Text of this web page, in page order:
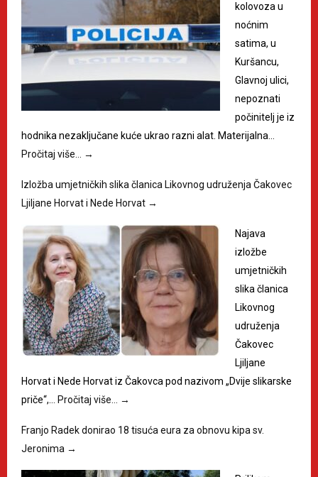
kolovoza u
noćnim
satima, u
Kuršancu,
Glavnoj ulici,
nepoznati
počinitelj je iz
hodnika nezaključane kuće ukrao razni alat. Materijalna…
Pročitaj više… →
Izložba umjetničkih slika članica Likovnog udruženja Čakovec
Ljiljane Horvat i Nede Horvat →
Najava
izložbe
umjetničkih
slika članica
Likovnog
udruženja
Čakovec
Ljiljane
Horvat i Nede Horvat iz Čakovca pod nazivom „Dvije slikarske
priče“,… Pročitaj više… →
Franjo Radek donirao 18 tisuća eura za obnovu kipa sv.
Jeronima →